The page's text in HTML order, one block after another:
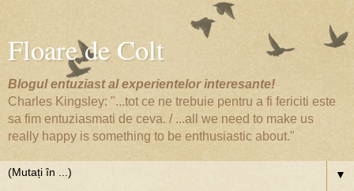
Floare de Colt
Blogul entuziast al experientelor interesante!
Charles Kingsley: "...tot ce ne trebuie pentru a fi fericiti este
sa fim entuziasmati de ceva. / ...all we need to make us
really happy is something to be enthusiastic about."
▼